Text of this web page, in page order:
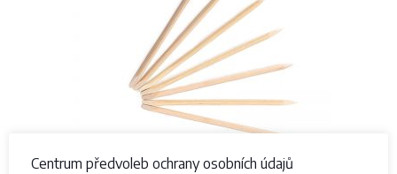
Centrum předvoleb ochrany osobních údajů